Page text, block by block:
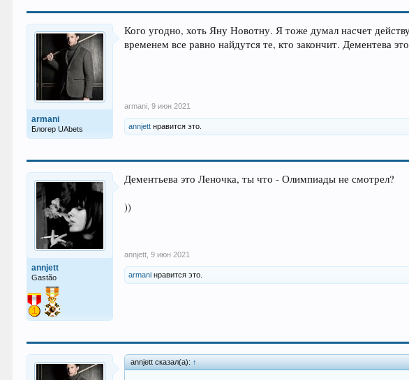
armani
Блогер UAbets
Кого угодно, хоть Яну Новотну. Я тоже думал насчет
временем все равно найдутся те, кто закончит. Дементева
armani 9 июн 2021
annjett нравится это.
annjett
Gastão
Дементьева это Леночка, ты что - Олимпиады не смотрел?
))
annjett 9 июн 2021
armani нравится это.
annjett сказал(а): ↑